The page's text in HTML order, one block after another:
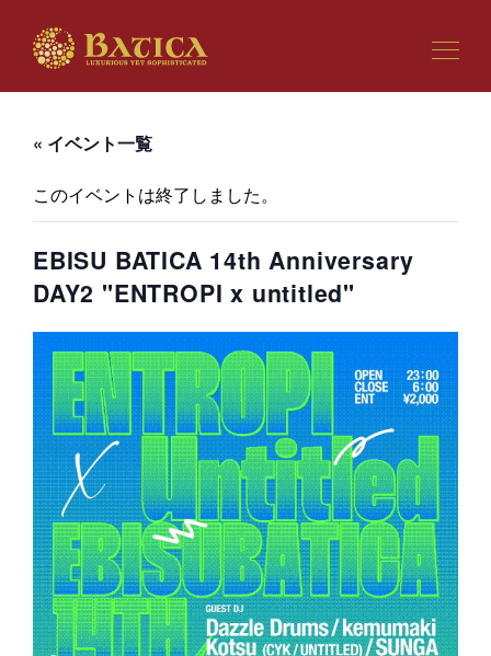
« イベント一覧
このイベントは終了しました。
EBISU BATICA 14th Anniversary
DAY2 "ENTROPI x untitled"